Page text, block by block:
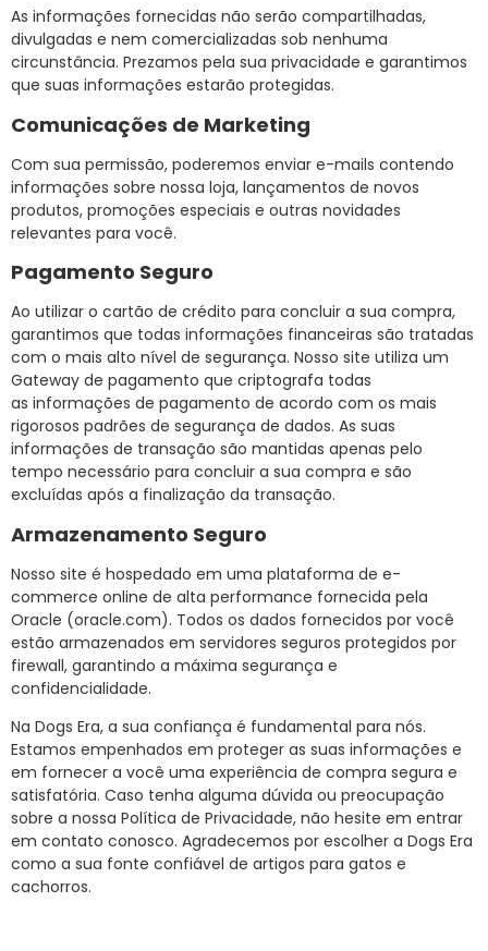
As informações fornecidas não serão compartilhadas,
divulgadas e nem comercializadas sob nenhuma
circunstância. Prezamos pela sua privacidade e garantimos
que suas informações estarão protegidas.
Comunicações de Marketing
Com sua permissão, poderemos enviar e-mails contendo
informações sobre nossa loja, lançamentos de novos
produtos, promoções especiais e outras novidades
relevantes para você.
Pagamento Seguro
Ao utilizar o cartão de crédito para concluir a sua compra,
garantimos que todas informações financeiras são tratadas
com o mais alto nível de segurança. Nosso site utiliza um
Gateway de pagamento que criptografa todas
as informações de pagamento de acordo com os mais
rigorosos padrões de segurança de dados. As suas
informações de transação são mantidas apenas pelo
tempo necessário para concluir a sua compra e são
excluídas após a finalização da transação.
Armazenamento Seguro
Nosso site é hospedado em uma plataforma de e-
commerce online de alta performance fornecida pela
Oracle (oracle.com). Todos os dados fornecidos por você
estão armazenados em servidores seguros protegidos por
firewall, garantindo a máxima segurança e
confidencialidade.
Na Dogs Era, a sua confiança é fundamental para nós.
Estamos empenhados em proteger as suas informações e
em fornecer a você uma experiência de compra segura e
satisfatória. Caso tenha alguma dúvida ou preocupação
sobre a nossa Política de Privacidade, não hesite em entrar
em contato conosco. Agradecemos por escolher a Dogs Era
como a sua fonte confiável de artigos para gatos e
cachorros.